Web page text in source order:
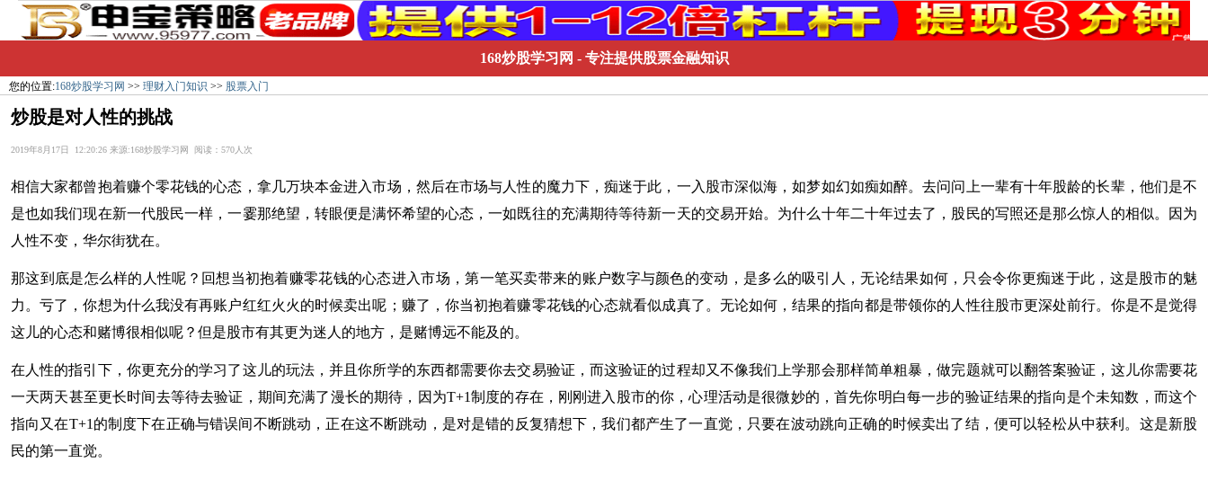
168炒股学习网 - 专注提供股票金融知识
您的位置:168炒股学习网 >> 理财入门知识 >> 股票入门
炒股是对人性的挑战
2019年8月17日 12:20:26 来源:168炒股学习网 阅读：570人次
相信大家都曾抱着赚个零花钱的心态，拿几万块本金进入市场，然后在市场与人性的魔力下，痴迷于此，一入股市深似海，如梦如幻如痴如醉。去问问上一辈有十年股龄的长辈，他们是不
是也如我们现在新一代股民一样，一霎那绝望，转眼便是满怀希望的心态，一如既往的充满期待等待新一天的交易开始。为什么十年二十年过去了，股民的写照还是那么惊人的相似。因为
人性不变，华尔街犹在。
那这到底是怎么样的人性呢？回想当初抱着赚零花钱的心态进入市场，第一笔买卖带来的账户数字与颜色的变动，是多么的吸引人，无论结果如何，只会令你更痴迷于此，这是股市的魅
力。亏了，你想为什么我没有再账户红红火火的时候卖出呢；赚了，你当初抱着赚零花钱的心态就看似成真了。无论如何，结果的指向都是带领你的人性往股市更深处前行。你是不是觉得
这儿的心态和赌博很相似呢？但是股市有其更为迷人的地方，是赌博远不能及的。
在人性的指引下，你更充分的学习了这儿的玩法，并且你所学的东西都需要你去交易验证，而这验证的过程却又不像我们上学那会那样简单粗暴，做完题就可以翻答案验证，这儿你需要花
一天两天甚至更长时间去等待去验证，期间充满了漫长的期待，因为T+1制度的存在，刚刚进入股市的你，心理活动是很微妙的，首先你明白每一步的验证结果的指向是个未知数，而这个
指向又在T+1的制度下在正确与错误间不断跳动，正在这不断跳动，是对是错的反复猜想下，我们都产生了一直觉，只要在波动跳向正确的时候卖出了结，便可以轻松从中获利。这是新股
民的第一直觉。